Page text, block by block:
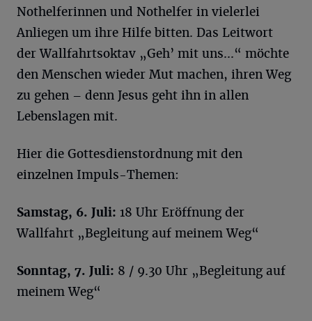
Nothelferinnen und Nothelfer in vielerlei
Anliegen um ihre Hilfe bitten. Das Leitwort
der Wallfahrtsoktav „Geh’ mit uns...“ möchte
den Menschen wieder Mut machen, ihren Weg
zu gehen – denn Jesus geht ihn in allen
Lebenslagen mit.
Hier die Gottesdienstordnung mit den
einzelnen Impuls-Themen:
Samstag, 6. Juli: 18 Uhr Eröffnung der
Wallfahrt „Begleitung auf meinem Weg“
Sonntag, 7. Juli: 8 / 9.30 Uhr „Begleitung auf
meinem Weg“